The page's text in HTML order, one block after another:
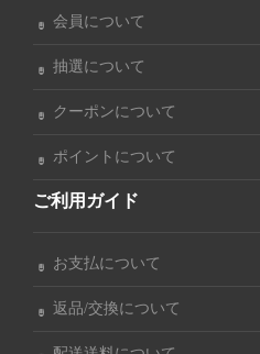
会員について
抽選について
クーポンについて
ポイントについて
ご利用ガイド
お支払について
返品/交換について